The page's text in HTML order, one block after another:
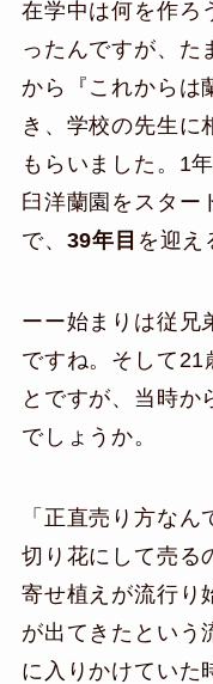
在学中は何を作ろ
ったんですが、た
から『これからは
き、学校の先生に
もらいました。1
臼洋蘭園をスター
で、 39年目 を迎え
ーー始まりは従兄
ですね。そして21
とですが、当時か
でしょうか。
「正直売り方なん
切り花にして売る
寄せ植えが流行り
が出てきたという
に入りかけていた